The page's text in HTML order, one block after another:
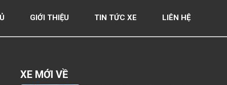
GIỚI THIỆU TIN TỨC XE LIÊN HỆ
XE MỚI VỀ